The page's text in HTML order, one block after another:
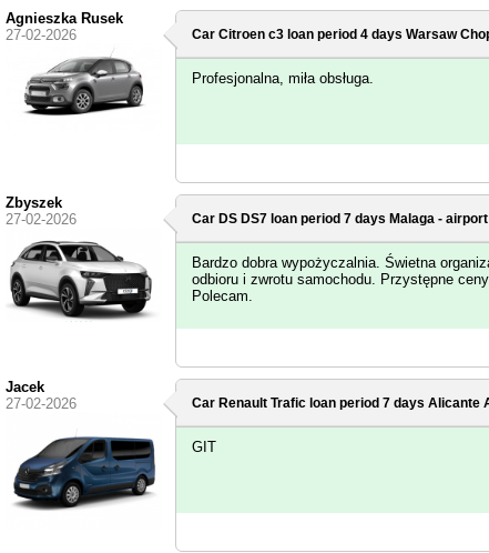
Agnieszka Rusek
27-02-2026
Car Citroen c3 loan period 4 days Warsaw
Profesjonalna, miła obsługa.
Zbyszek
27-02-2026
Car DS DS7 loan period 7 days Malaga - airport
Bardzo dobra wypożyczalnia. Świetna
odbioru i zwrotu samochodu. Przystępne
Polecam.
Jacek
27-02-2026
Car Renault Trafic loan period 7 days Alicante
GIT